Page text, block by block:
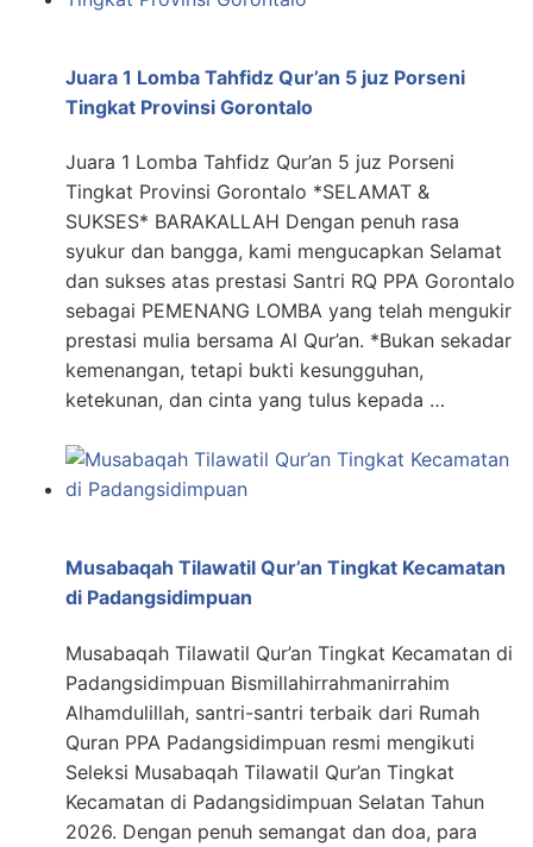
Juara 1 Lomba Tahfidz Qur’an 5 juz Porseni
Tingkat Provinsi Gorontalo
Juara 1 Lomba Tahfidz Qur’an 5 juz Porseni
Tingkat Provinsi Gorontalo *SELAMAT &
SUKSES* BARAKALLAH Dengan penuh rasa
syukur dan bangga, kami mengucapkan Selamat
dan sukses atas prestasi Santri RQ PPA Gorontalo
sebagai PEMENANG LOMBA yang telah mengukir
prestasi mulia bersama Al Qur’an. *Bukan sekadar
kemenangan, tetapi bukti kesungguhan,
ketekunan, dan cinta yang tulus kepada …
Musabaqah Tilawatil Qur’an Tingkat Kecamatan
di Padangsidimpuan
Musabaqah Tilawatil Qur’an Tingkat Kecamatan di
Padangsidimpuan Bismillahirrahmanirrahim
Alhamdulillah, santri-santri terbaik dari Rumah
Quran PPA Padangsidimpuan resmi mengikuti
Seleksi Musabaqah Tilawatil Qur’an Tingkat
Kecamatan di Padangsidimpuan Selatan Tahun
2026. Dengan penuh semangat dan doa, para